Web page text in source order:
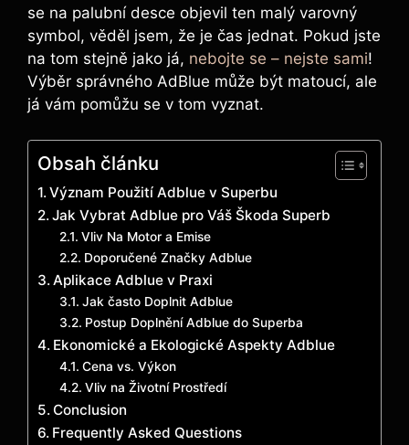
se na palubní desce objevil ten malý varovný
symbol, věděl jsem, že je čas jednat. Pokud jste
na tom stejně jako já, nebojte se – nejste sami!
Výběr správného AdBlue může být matoucí, ale
já vám pomůžu se v tom vyznat.
Obsah článku
Význam Použití Adblue v Superbu
Jak Vybrat Adblue pro Váš Škoda Superb
Vliv Na Motor a Emise
Doporučené Značky Adblue
Aplikace Adblue v Praxi
Jak často Doplnit Adblue
Postup Doplnění Adblue do Superba
Ekonomické a Ekologické Aspekty Adblue
Cena vs. Výkon
Vliv na Životní Prostředí
Conclusion
Frequently Asked Questions